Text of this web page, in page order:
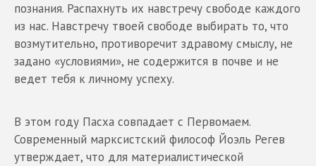
познания. Распахнуть их навстречу свободе каждого
из нас. Навстречу твоей свободе выбирать то, что
возмутительно, противоречит здравому смыслу, не
задано «условиями», не содержится в почве и не
ведет тебя к личному успеху.
В этом году Пасха совпадает с Первомаем.
Современный марксистский философ Йоэль Регев
утверждает, что для материалистической